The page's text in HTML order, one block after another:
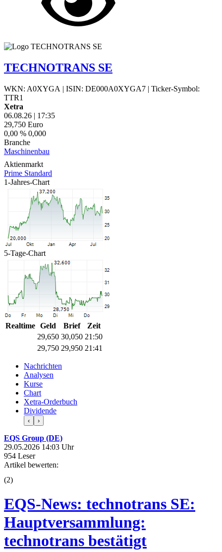
TECHNOTRANS SE
WKN: A0XYGA | ISIN: DE000A0XYGA7 | Ticker-Symbol:
TTR1
Xetra
06.08.26 | 17:35
29,750 Euro
0,00 % 0,000
Branche
Maschinenbau
Aktienmarkt
Prime Standard
1-Jahres-Chart
5-Tage-Chart
Realtime Geld Brief
Zeit
29,650 30,050 21:50
29,750 29,950 21:41
Nachrichten
Analysen
Kurse
Chart
Xetra-Orderbuch
Dividende
‹ ›
EQS Group (DE)
29.05.2026 14:03 Uhr
954 Leser
Artikel bewerten:
(2)
EQS-News: technotrans SE:
Hauptversammlung:
technotrans bestätigt